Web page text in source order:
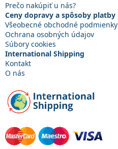
Prečo nakúpiť u nás?
Ceny dopravy a spôsoby platby
Všeobecné obchodné podmienky
Ochrana osobných údajov
Súbory cookies
International Shipping
Kontakt
O nás